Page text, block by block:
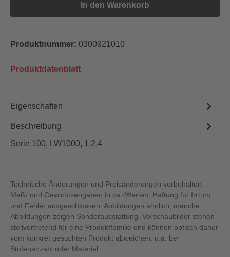
In den Warenkorb
Produktnummer: 0300921010
Produktdatenblatt
Eigenschaften
Beschreibung
Serie 100, LW1000, 1,2,4
Technische Änderungen und Preisänderungen vorbehalten.
Maß- und Gewichtsangaben in ca.-Werten. Haftung für Irrtum
und Fehler ausgeschlossen. Abbildungen ähnlich, manche
Abbildungen zeigen Sonderausstattung. Vorschaubilder stehen
stellvertretend für eine Produktfamilie und können optisch daher
vom konkret gesuchten Produkt abweichen, u.a. bei
Stufenanzahl oder Material.